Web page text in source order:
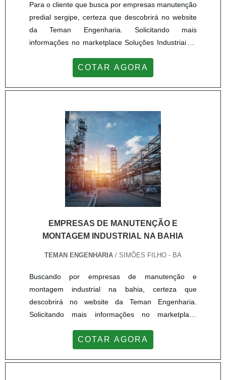
Para o cliente que busca por empresas manutenção
predial sergipe, certeza que descobrirá no website
da Teman Engenharia. Solicitando mais
informações no marketplace Soluções Industriais e
aqui! Quando o desejo é por empresas manutenção
Engenharia poderá encontrar proteção com
EMPRESAS MANUTENÇÃO PRED...
COTAR AGORA
EMPRESAS DE MANUTENÇÃO E
MONTAGEM INDUSTRIAL NA BAHIA
TEMAN ENGENHARIA / SIMÕES FILHO - BA
Buscando por empresas de manutenção e
montagem industrial na bahia, certeza que
descobrirá no website da Teman Engenharia.
Solicitando mais informações no marketplace
segmento.MAIS INFORMAÇÕES INTERESSANTES
MONTAGEM INDUSTRIAL NA BAHIASe alguém
COTAR AGORA